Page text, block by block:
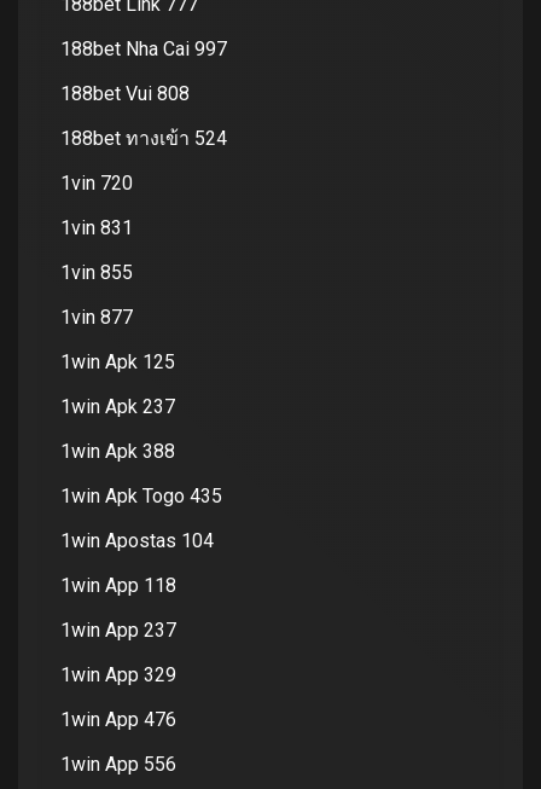
188bet Nha Cai 997
188bet Vui 808
188bet ทางเข้า 524
1vin 720
1vin 831
1vin 855
1vin 877
1win Apk 125
1win Apk 237
1win Apk 388
1win Apk Togo 435
1win Apostas 104
1win App 118
1win App 237
1win App 329
1win App 476
1win App 556